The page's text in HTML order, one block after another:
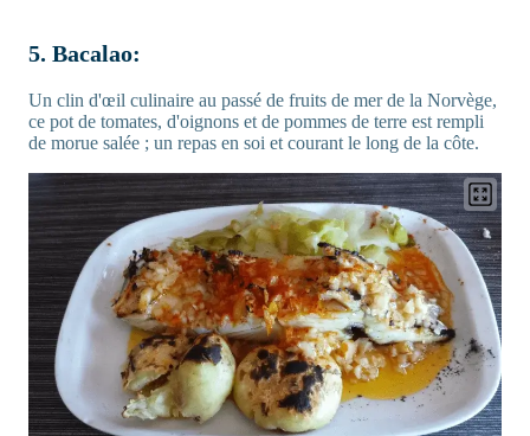
5. Bacalao:
Un clin d'œil culinaire au passé de fruits de mer de la Norvège,
ce pot de tomates, d'oignons et de pommes de terre est rempli
de morue salée ; un repas en soi et courant le long de la côte.